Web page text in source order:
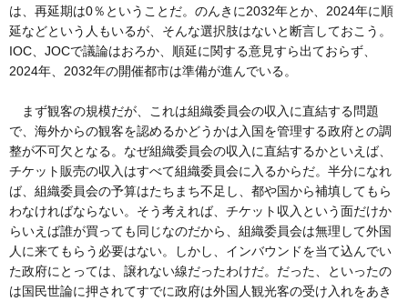
は、再延期は0％ということだ。のんきに2032年とか、2024年に順
延などという人もいるが、そんな選択肢はないと断言しておこう。
IOC、JOCで議論はおろか、順延に関する意見すら出ておらず、
2024年、2032年の開催都市は準備が進んでいる。
まず観客の規模だが、これは組織委員会の収入に直結する問題
で、海外からの観客を認めるかどうかは入国を管理する政府との調
整が不可欠となる。なぜ組織委員会の収入に直結するかといえば、
チケット販売の収入はすべて組織委員会に入るからだ。半分になれ
ば、組織委員会の予算はたちまち不足し、都や国から補填してもら
わなければならない。そう考えれば、チケット収入という面だけか
らいえば誰が買っても同じなのだから、組織委員会は無理して外国
人に来てもらう必要はない。しかし、インバウンドを当て込んでい
た政府にとっては、譲れない線だったわけだ。だった、といったの
は国民世論に押されてすでに政府は外国人観光客の受け入れをあき